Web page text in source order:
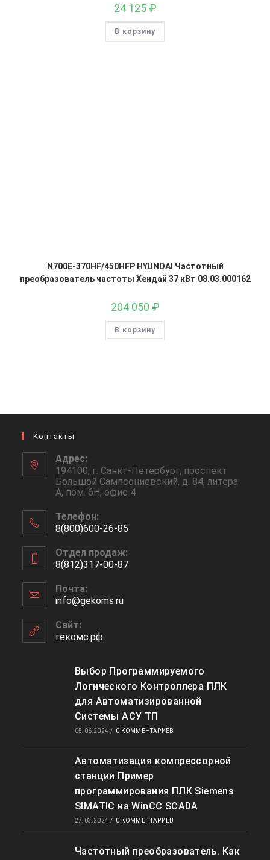
24 125 ₽
В корзину
N700E-370HF/450HFP HYUNDAI Частотный
преобразователь частоты Хендай 37 кВт 08.03.000162
204 050 ₽
В корзину
Контакты
Адрес:
194100, г. Санкт-Петербург, проспект
Большой Сампсониевский, д. 84, литера
А, пом. 6Н, офис 4
Телефон:
8(800)600-26-85
в
вашем
приложении
Отдел продаж:
8(812)317-00-87
в
вашем
приложении
Почта:
info@gekoms.ruОткроется
Сайт:
гекомс.рф
Выбор Программируемого
Логического Контроллера ПЛК
для Автоматизированной
Системы АСУ ТП
05.06.2024 / 0 КОММЕНТАРИЕВ
Автоматизация компрессорной
станции Пример
программирования ПЛК Siemens
SIMATIC на WinCC SCADA
27.03.2024 / 0 КОММЕНТАРИЕВ
Частотный преобразователь. Как